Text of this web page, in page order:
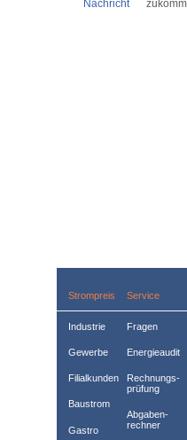
Nachricht
Strompreis
Industrie
Gewerbe
Filialkunden
Baustrom
Gastro
Service
Fragen
Energieaudit
Rechnungs­
prüfung
Abgaben­
rechner